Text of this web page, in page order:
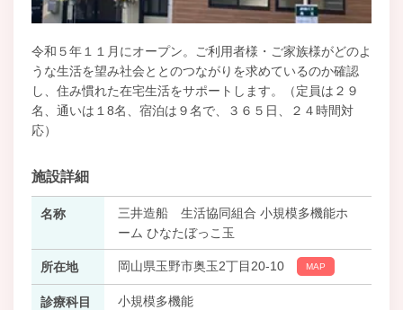
令和５年１１月にオープン。ご利用者様・ご家族様がどのよ
うな生活を望み社会ととのつながりを求めているのか確認
し、住み慣れた在宅生活をサポートします。（定員は２９
名、通いは１8名、宿泊は９名で、３６５日、２４時間対
応）
施設詳細
名称
三井造船 生活協同組合 小規模多機能ホ
ーム ひなたぼっこ玉
所在地 岡山県玉野市奥玉2丁目20-10 MAP
診療科目 小規模多機能